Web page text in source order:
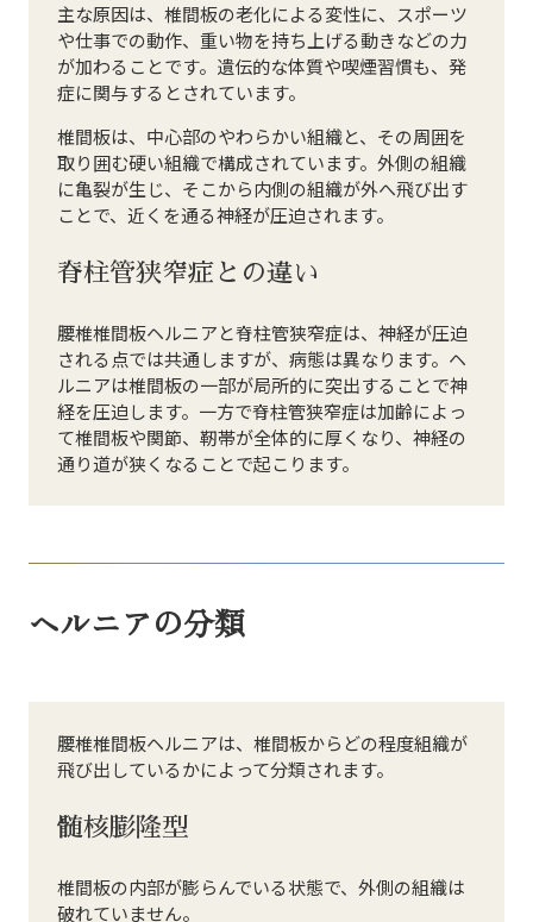
主な原因は、椎間板の老化による変性に、スポーツ
や仕事での動作、重い物を持ち上げる動きなどの力
が加わることです。遺伝的な体質や喫煙習慣も、発
症に関与するとされています。
椎間板は、中心部のやわらかい組織と、その周囲を
取り囲む硬い組織で構成されています。外側の組織
に亀裂が生じ、そこから内側の組織が外へ飛び出す
ことで、近くを通る神経が圧迫されます。
脊柱管狭窄症との違い
腰椎椎間板ヘルニアと脊柱管狭窄症は、神経が圧迫
される点では共通しますが、病態は異なります。ヘ
ルニアは椎間板の一部が局所的に突出することで神
経を圧迫します。一方で脊柱管狭窄症は加齢によっ
て椎間板や関節、靭帯が全体的に厚くなり、神経の
通り道が狭くなることで起こります。
ヘルニアの分類
腰椎椎間板ヘルニアは、椎間板からどの程度組織が
飛び出しているかによって分類されます。
髄核膨隆型
椎間板の内部が膨らんでいる状態で、外側の組織は
破れていません。